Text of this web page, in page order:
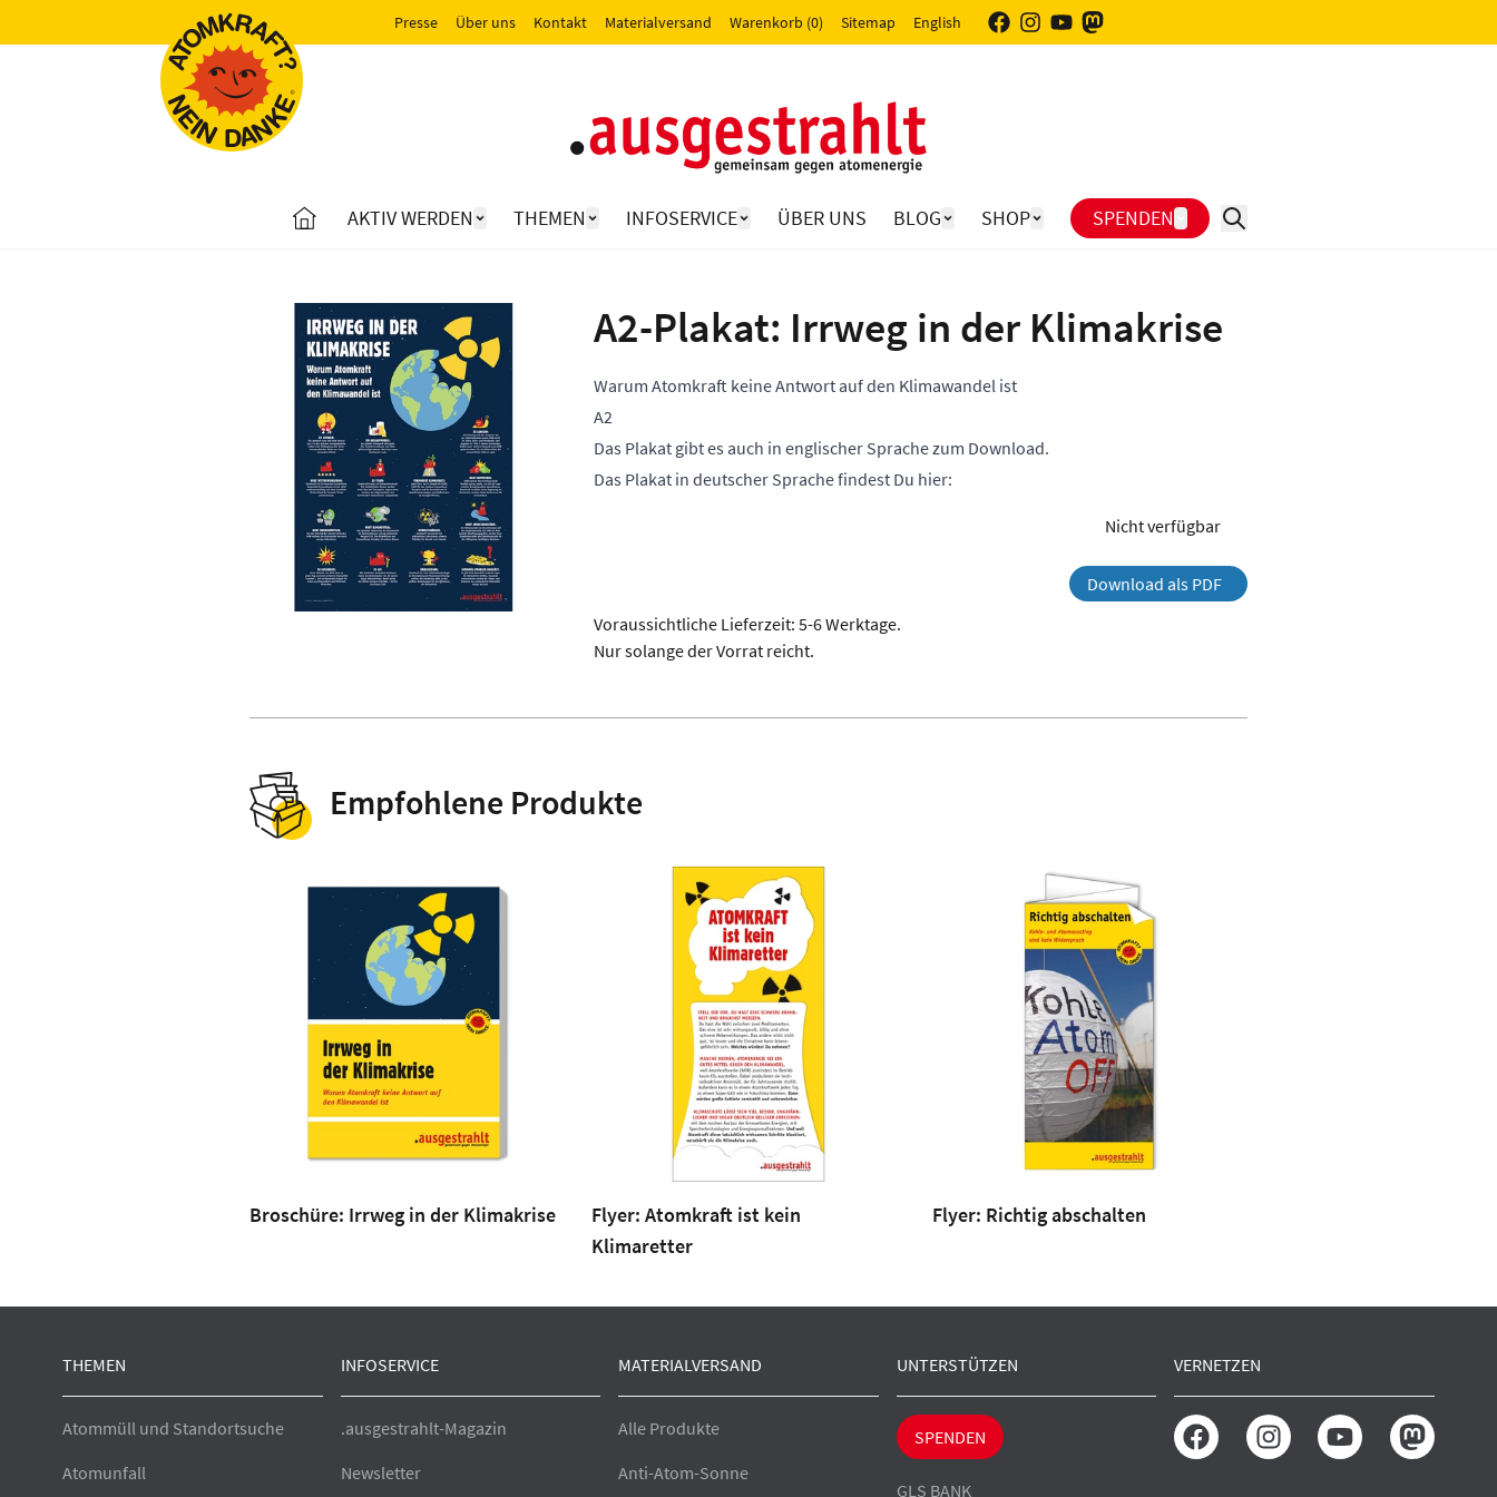
Presse Über uns Kontakt Materialversand Warenkorb (0) Sitemap English
AKTIV WERDEN THEMEN INFOSERVICE ÜBER UNS BLOG SHOP SPENDEN
A2-Plakat: Irrweg in der Klimakrise
Warum Atomkraft keine Antwort auf den Klimawandel ist
A2
Das Plakat gibt es auch in englischer Sprachezum Download.
Das Plakat in deutscher Sprache findest Du hier:
Nicht verfügbar
Download als PDF
Voraussichtliche Lieferzeit: 5-6 Werktage.
Nur solange der Vorrat reicht.
Empfohlene Produkte
Broschüre: Irrweg in der Klimakrise
Flyer: Atomkraft ist kein
Klimaretter
Flyer: Richtig abschalten
THEMEN
Atommüll und Standortsuche
Atomunfall
INFOSERVICE
.ausgestrahlt-Magazin
Newsletter
MATERIALVERSAND
Alle Produkte
Anti-Atom-Sonne
UNTERSTÜTZEN
SPENDEN
GLS BANK
VERNETZEN